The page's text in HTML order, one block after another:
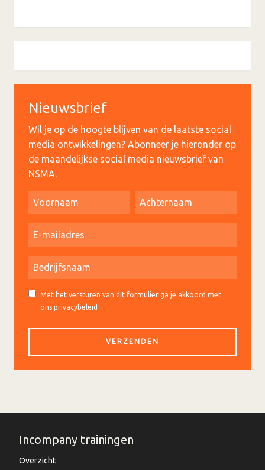
Nieuwsbrief
Wil je op de hoogte blijven van de laatste social
media ontwikkelingen? Abonneer je hieronder op
de maandelijkse social media nieuwsbrief van
NSMA.
Met het versturen van dit formulier ga je akkoord met
ons privacybeleid
Incompany trainingen
Overzicht